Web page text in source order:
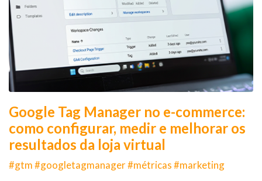
Google Tag Manager no e-commerce:
como configurar, medir e melhorar os
resultados da loja virtual
#gtm #googletagmanager #métricas #marketing